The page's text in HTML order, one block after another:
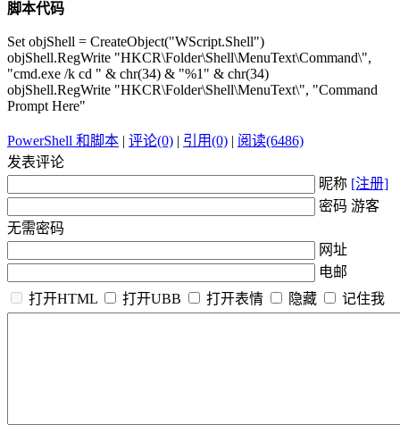
脚本代码
Set objShell = CreateObject("WScript.Shell")
objShell.RegWrite "HKCR\Folder\Shell\MenuText\Command\",
"cmd.exe /k cd " & chr(34) & "%1" & chr(34)
objShell.RegWrite "HKCR\Folder\Shell\MenuText\", "Command
Prompt Here"
PowerShell 和脚本 | 评论(0) | 引用(0) | 阅读(6486)
发表评论
昵称 [注册]
密码 游客
无需密码
网址
电邮
打开HTML
打开UBB 打开表情 隐藏 记住我